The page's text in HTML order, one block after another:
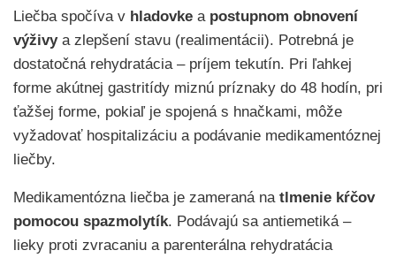
Liečba spočíva v hladovke a postupnom obnovení
výživya zlepšení stavu (realimentácii). Potrebná je
dostatočná rehydratácia – príjem tekutín. Pri ľahkej
forme akútnej gastritídy miznú príznaky do 48 hodín, pri
ťažšej forme, pokiaľ je spojená s hnačkami, môže
vyžadovať hospitalizáciu a podávanie medikamentóznej
liečby.
Medikamentózna liečba je zameraná na tlmenie kŕčov
pomocou spazmolytík. Podávajú sa antiemetiká –
lieky proti zvracaniu a parenterálna rehydratácia